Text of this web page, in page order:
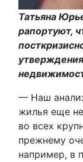
Татьяна
рапортуют,
— Наш
жилья еще
во всех
прежнему
например, в